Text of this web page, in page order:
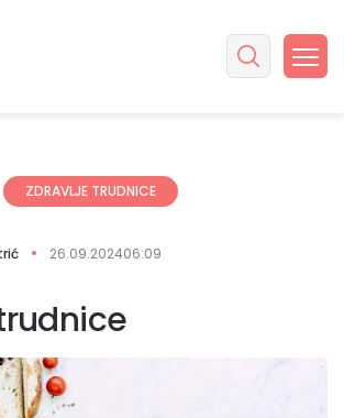
ZDRAVLJE TRUDNICE
26.09.202406:09